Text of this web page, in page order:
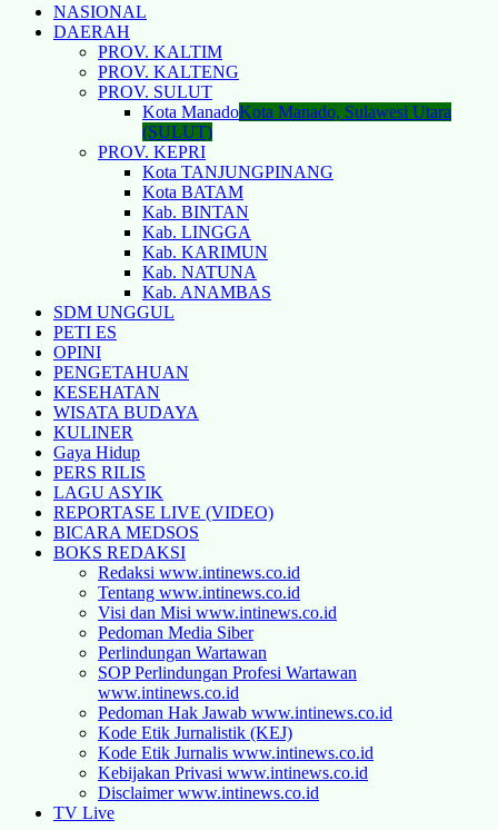
NASIONAL
DAERAH
PROV. KALTIM
PROV. KALTENG
PROV. SULUT
Kota ManadoKota Manado, Sulawesi Utara
(SULUT)
PROV. KEPRI
Kota TANJUNGPINANG
Kota BATAM
Kab. BINTAN
Kab. LINGGA
Kab. KARIMUN
Kab. NATUNA
Kab. ANAMBAS
SDM UNGGUL
PETI ES
OPINI
PENGETAHUAN
KESEHATAN
WISATA BUDAYA
KULINER
Gaya Hidup
PERS RILIS
LAGU ASYIK
REPORTASE LIVE (VIDEO)
BICARA MEDSOS
BOKS REDAKSI
Redaksi www.intinews.co.id
Tentang www.intinews.co.id
Visi dan Misi www.intinews.co.id
Pedoman Media Siber
Perlindungan Wartawan
SOP Perlindungan Profesi Wartawan
www.intinews.co.id
Pedoman Hak Jawab www.intinews.co.id
Kode Etik Jurnalistik (KEJ)
Kode Etik Jurnalis www.intinews.co.id
Kebijakan Privasi www.intinews.co.id
Disclaimer www.intinews.co.id
TV Live